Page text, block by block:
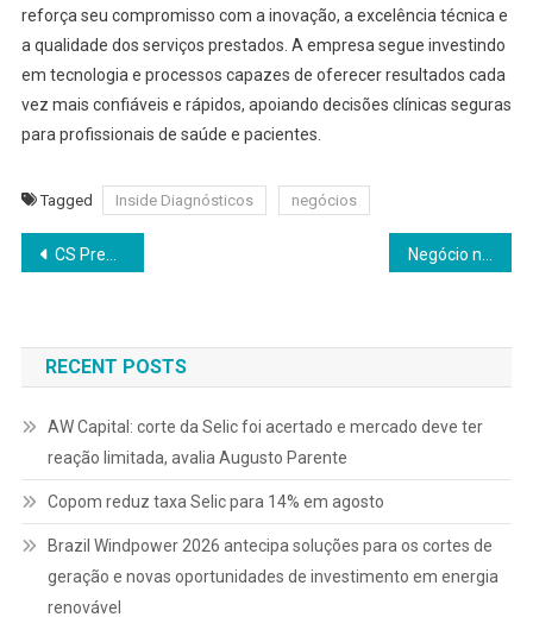
reforça seu compromisso com a inovação, a excelência técnica e
a qualidade dos serviços prestados. A empresa segue investindo
em tecnologia e processos capazes de oferecer resultados cada
vez mais confiáveis e rápidos, apoiando decisões clínicas seguras
para profissionais de saúde e pacientes.
Tagged Inside Diagnósticos negócios
Navegação
Post
CS Premium Visa nasce da reinvenção de um piloto em meio à pandemia
RECENT POSTS
AW Capital: corte da Selic foi acertado e mercado deve ter
reação limitada, avalia Augusto Parente
Copom reduz taxa Selic para 14% em agosto
Brazil Windpower 2026 antecipa soluções para os cortes de
geração e novas oportunidades de investimento em energia
renovável